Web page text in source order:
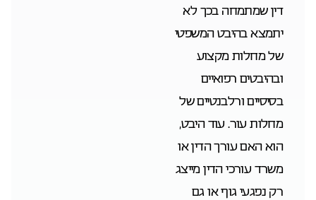
דין שמתמחה בכך לא
יתמצא בהיבט המשפטי
של מחלות מקצוע
ובהיבטים רפואיים
בסיסיים ורלבנטיים של
מחלות עור. עוד היבט,
הוא האם עורך הדין או
משרד עורכי הדין מייצג
רק נפגעי גוף או גם